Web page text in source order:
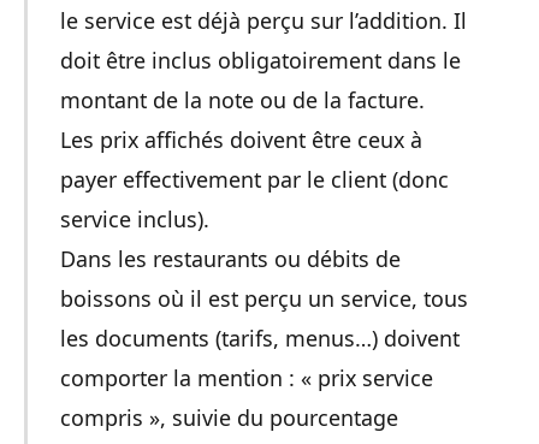
le service est déjà perçu sur l’addition. Il
doit être inclus obligatoirement dans le
montant de la note ou de la facture.
Les prix affichés doivent être ceux à
payer effectivement par le client (donc
service inclus).
Dans les restaurants ou débits de
boissons où il est perçu un service, tous
les documents (tarifs, menus…) doivent
comporter la mention : « prix service
compris », suivie du pourcentage